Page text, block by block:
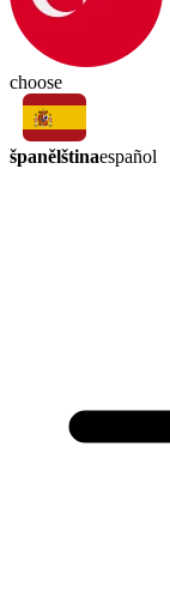
choose
španělštinaespañol